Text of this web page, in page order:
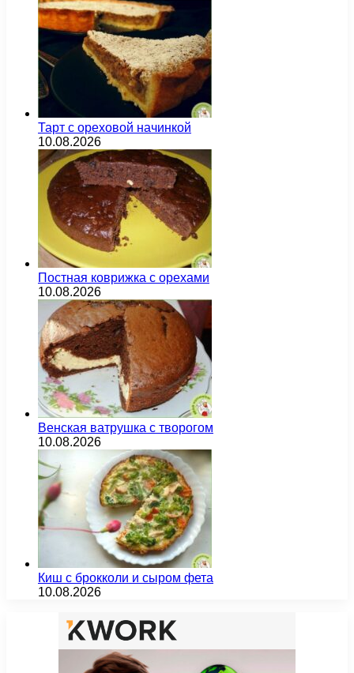
Тарт с ореховой начинкой
10.08.2026
Постная коврижка с орехами
10.08.2026
Венская ватрушка с творогом
10.08.2026
Киш с брокколи и сыром фета
10.08.2026